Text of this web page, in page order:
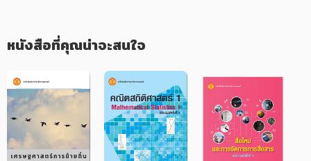
หนังสือที่คุณน่าจะสนใจ